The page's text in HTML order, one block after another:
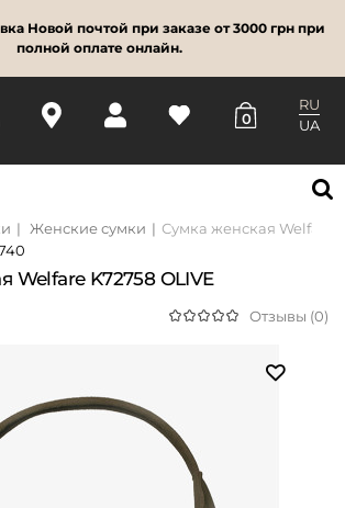
Новой почтой при заказе от 3000 грн при
полной оплате онлайн.
0
RU
UA
Женские сумки
Сумка женская Welfare
Welfare K72758 OLIVE
Отзывы (0)